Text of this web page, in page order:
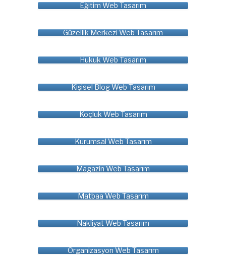
Eğitim Web Tasarım
Güzellik Merkezi Web Tasarım
Hukuk Web Tasarım
Kişisel Blog Web Tasarım
Koçluk Web Tasarım
Kurumsal Web Tasarım
Magazin Web Tasarım
Matbaa Web Tasarım
Nakliyat Web Tasarım
Organizasyon Web Tasarım